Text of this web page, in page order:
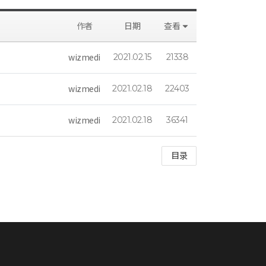
作者 日期 查看
wizmedi 2021.02.15 21338
wizmedi 2021.02.18 22403
wizmedi 2021.02.18 36341
目录